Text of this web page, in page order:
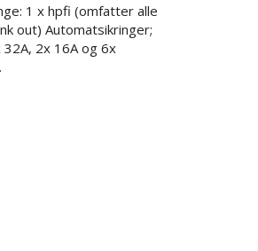
1 x hpfi (omfatter alle
out) Automatsikringer;
2x 16A og 6x